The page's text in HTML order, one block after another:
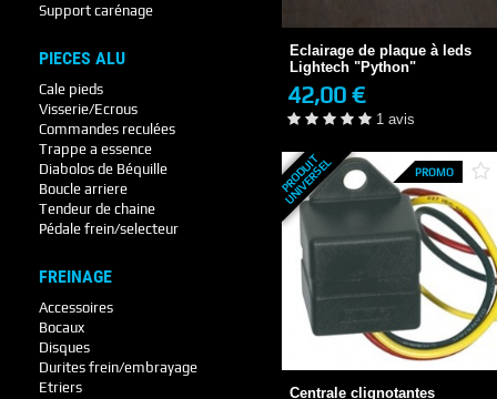
Support carénage
PIECES ALU
Cale pieds
Visserie/Ecrous
Commandes reculées
Trappe a essence
Diabolos de Béquille
Boucle arriere
Tendeur de chaine
Pédale frein/selecteur
FREINAGE
Accessoires
Bocaux
Disques
Durites frein/embrayage
Etriers
Eclairage de plaque à leds
Lightech "Python"
42,00 €
42,00 €
1 avis
+ DE DÉTAILS
1 avis
P
R
O
D
U
I
T
U
N
I
V
E
R
S
E
L PROMO
Centrale clignotantes
Centrale clignotantes
électronique Chaft
20,25 €